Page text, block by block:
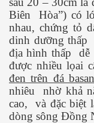
Biên
Hòa”) có
nhau, chứng tỏ
dinh dưỡng thấp
địa hình thấp
dễ
được nhiều lọai
đen trên đá
nhiêu
nhờ khả
cao,
và đặc biệt
dòng sông Đồng
công nghệ thẩm